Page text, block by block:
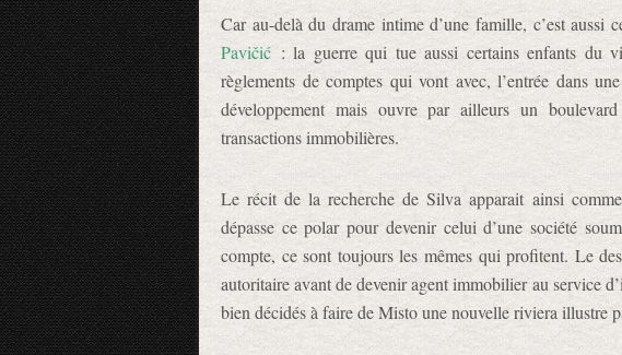
Car au-delà du drame intime d’une famille, c’est aussi
Pavičić : la guerre qui tue aussi certains enfants du
règlements de comptes qui vont avec, l’entrée dans
développement mais ouvre par ailleurs un
transactions immobilières.
Le récit de la recherche de Silva apparait ainsi
dépasse ce polar pour devenir celui d’une société
compte, ce sont toujours les mêmes qui profitent. Le
autoritaire avant de devenir agent immobilier au service
bien décidés à faire de Misto une nouvelle riviera illustre